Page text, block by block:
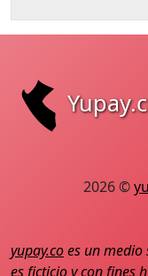
2026 ©
yupay.coes un medio
es ficticio y con fines